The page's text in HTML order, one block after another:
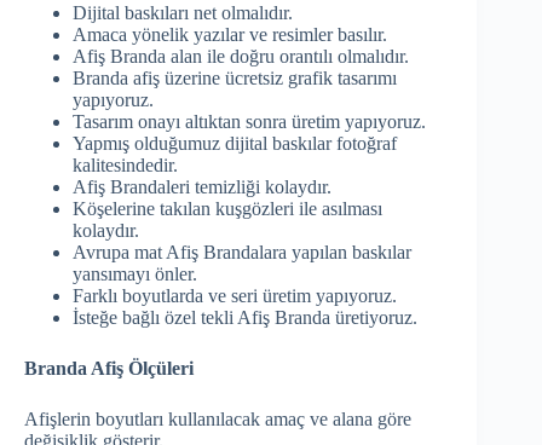
Dijital baskıları net olmalıdır.
Amaca yönelik yazılar ve resimler basılır.
Afiş Branda alan ile doğru orantılı olmalıdır.
Branda afiş üzerine ücretsiz grafik tasarımı
yapıyoruz.
Tasarım onayı altıktan sonra üretim yapıyoruz.
Yapmış olduğumuz dijital baskılar fotoğraf
kalitesindedir.
Afiş Brandaleri temizliği kolaydır.
Köşelerine takılan kuşgözleri ile asılması
kolaydır.
Avrupa mat Afiş Brandalara yapılan baskılar
yansımayı önler.
Farklı boyutlarda ve seri üretim yapıyoruz.
İsteğe bağlı özel tekli Afiş Branda üretiyoruz.
Branda Afiş Ölçüleri
Afişlerin boyutları kullanılacak amaç ve alana göre
değişiklik gösterir.